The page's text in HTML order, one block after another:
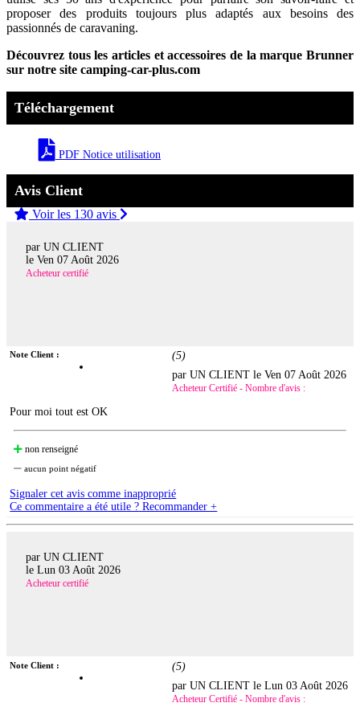
proposer des produits toujours plus adaptés aux besoins des
passionnés de caravaning.
Découvrez tous les articles et accessoires de la marque Brunner
sur notre site camping-car-plus.com
Téléchargement
PDF Notice utilisation
Avis Client
Voir les 130 avis
par UN CLIENT
le Ven 07 Août 2026
Acheteur certifié
Note Client : (5)
par UN CLIENT leVen 07 Août 2026
Acheteur Certifié - Nombre d'avis :
Pour moi tout est OK
non renseigné
aucun point négatif
Signaler cet avis comme inapproprié
Ce commentaire a été utile ? Recommander +
par UN CLIENT
le Lun 03 Août 2026
Acheteur certifié
Note Client : (5)
par UN CLIENT leLun 03 Août 2026
Acheteur Certifié - Nombre d'avis :